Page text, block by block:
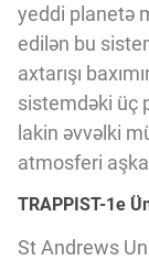
Vizyoner
Innovasiya
Gələcəyin
yeddi planetə
edilən bu
axtarışı
sistemdəki üç
lakin əvvəlki
atmosferi
TRAPPIST-1e
St Andrews